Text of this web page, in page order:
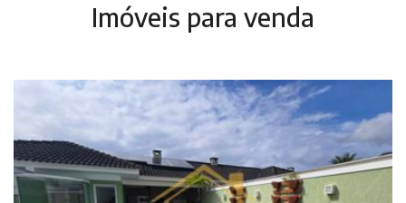
Imóveis para venda